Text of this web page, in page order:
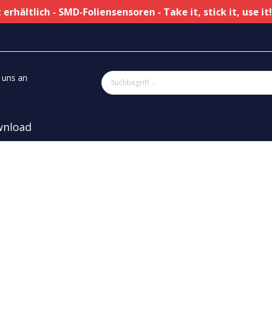
erhältlich - SMD-Foliensensoren - Take it, stick it, use it!
an